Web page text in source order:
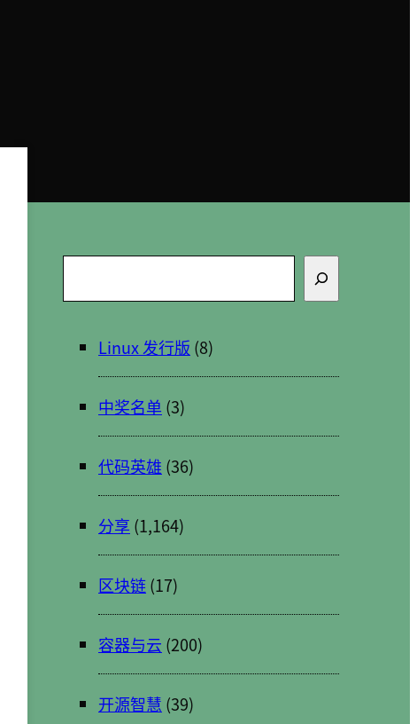
索
Linux 发行版 (8)
中奖名单 (3)
代码英雄 (36)
分享 (1,164)
区块链(17)
容器与云 (200)
开源智慧 (39)